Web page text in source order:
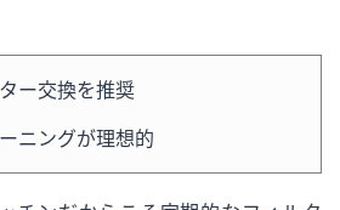
ー交換を推奨
ニングが理想的